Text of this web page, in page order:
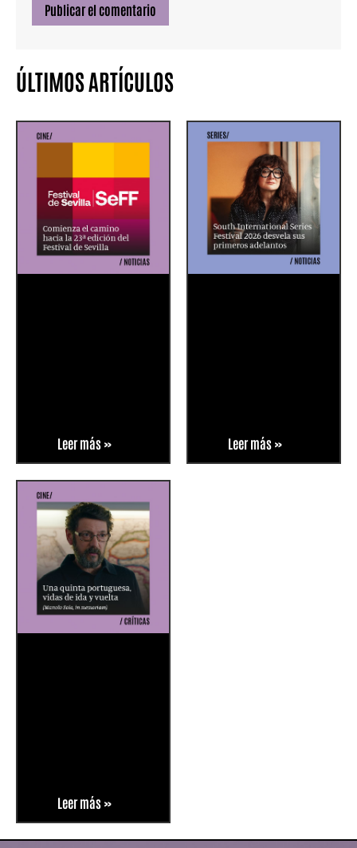
ÚLTIMOS ARTÍCULOS
Leer más » Leer más »
Leer más »